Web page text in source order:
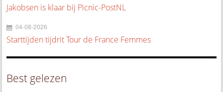
Jakobsen is klaar bij Picnic-PostNL
04-08-2026
Starttijden tijdrit Tour de France Femmes
Best gelezen